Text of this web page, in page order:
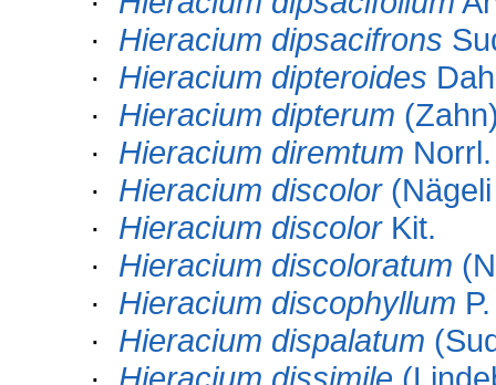
· Hieracium dipsacifrons
· Hieracium dipteroides
· Hieracium dipterum
· Hieracium diremtum Norrl.
· Hieracium discolor(Nägeli
· Hieracium discolorKit.
· Hieracium discoloratum
· Hieracium discophyllum
· Hieracium dispalatum
· Hieracium dissimile